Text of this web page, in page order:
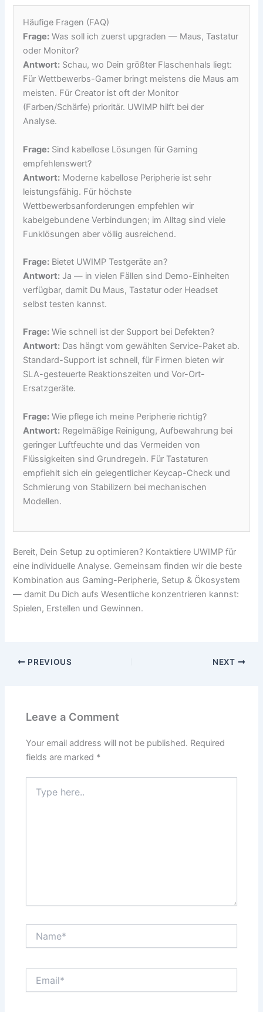
Häufige Fragen (FAQ)
Frage: Was soll ich zuerst upgraden — Maus, Tastatur
oder Monitor?
Antwort: Schau, wo Dein größter Flaschenhals liegt:
Für Wettbewerbs-Gamer bringt meistens die Maus am
meisten. Für Creator ist oft der Monitor
(Farben/Schärfe) prioritär. UWIMP hilft bei der
Analyse.
Frage: Sind kabellose Lösungen für Gaming
empfehlenswert?
Antwort: Moderne kabellose Peripherie ist sehr
leistungsfähig. Für höchste
Wettbewerbsanforderungen empfehlen wir
kabelgebundene Verbindungen; im Alltag sind viele
Funklösungen aber völlig ausreichend.
Frage: Bietet UWIMP Testgeräte an?
Antwort: Ja — in vielen Fällen sind Demo-Einheiten
verfügbar, damit Du Maus, Tastatur oder Headset
selbst testen kannst.
Frage: Wie schnell ist der Support bei Defekten?
Antwort: Das hängt vom gewählten Service-Paket ab.
Standard-Support ist schnell, für Firmen bieten wir
SLA-gesteuerte Reaktionszeiten und Vor-Ort-
Ersatzgeräte.
Frage: Wie pflege ich meine Peripherie richtig?
Antwort: Regelmäßige Reinigung, Aufbewahrung bei
geringer Luftfeuchte und das Vermeiden von
Flüssigkeiten sind Grundregeln. Für Tastaturen
empfiehlt sich ein gelegentlicher Keycap-Check und
Schmierung von Stabilizern bei mechanischen
Modellen.
Bereit, Dein Setup zu optimieren? Kontaktiere UWIMP für
eine individuelle Analyse. Gemeinsam finden wir die beste
Kombination aus Gaming-Peripherie, Setup & Ökosystem
— damit Du Dich aufs Wesentliche konzentrieren kannst:
Spielen, Erstellen und Gewinnen.
PREVIOUS NEXT
Leave a Comment
Your email address will not be published. Required
fields are marked *
here..